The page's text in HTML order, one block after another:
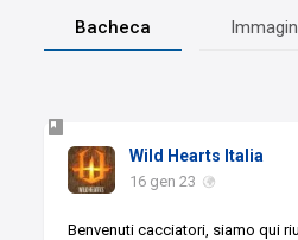
Bacheca
Wild Hearts Italia
16 gen 23
Benvenuti cacciatori, siamo qui